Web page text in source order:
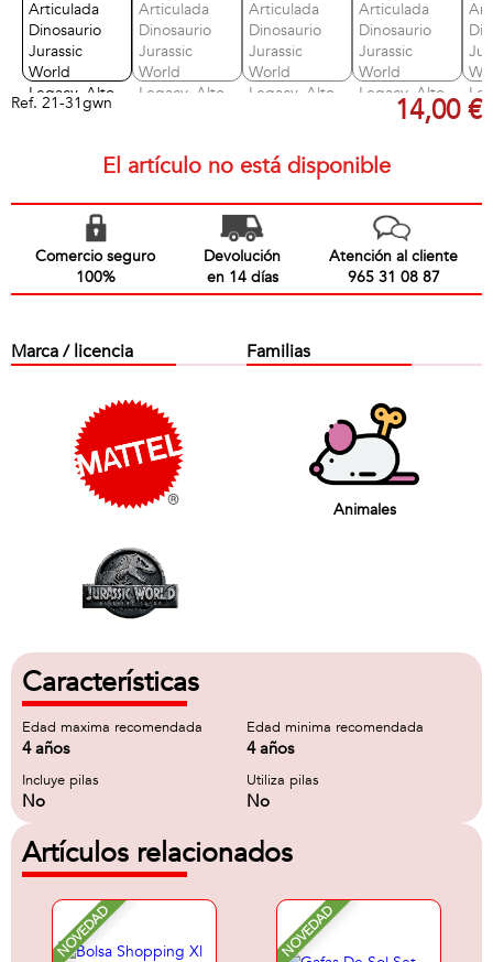
Ref. 21-31gwn 14,00 €
El artículo no está disponible
Comercio seguro
100%
Devolución
en 14 días
Atención al cliente
965 31 08 87
Marca / licencia Familias
Animales
Características
Edad maxima recomendada
4 años
Edad minima recomendada
4 años
Incluye pilas
No
Utiliza pilas
No
Artículos relacionados
NOVEDAD NOVEDAD